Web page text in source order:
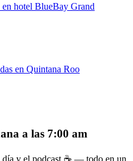
en hotel BlueBay Grand
en Quintana Roo
a las 7:00 am
día y el podcast ☕ — todo en un